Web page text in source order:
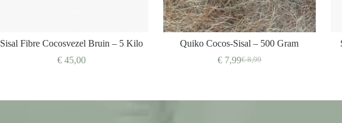
Sisal Fibre Cocosvezel Bruin – 5 Kilo
€ 45,00
Quiko Cocos-Sisal – 500 Gram
€8,99
Oorspronkelijke
€7,99Huidige